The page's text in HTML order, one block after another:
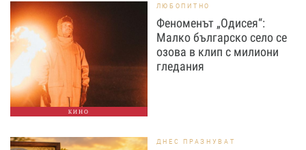
КИНО
ЛЮБОПИТНО
Феноменът „Одисея“:
Малко българско село се
озова в клип с милиони
гледания
ДНЕС ПРАЗНУВАТ